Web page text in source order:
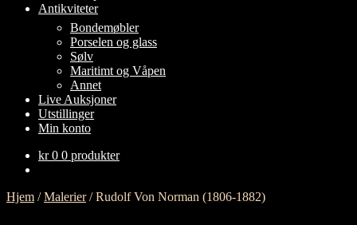
Antikviteter
UT
UNDERMENY
Bondemøbler
Porselen og glass
Sølv
Maritimt og Våpen
Annet
Live Auksjoner
Utstillinger
Min konto
kr0 0 produkter
Hjem /Malerier/Rudolf Von Norman (1806-1882)